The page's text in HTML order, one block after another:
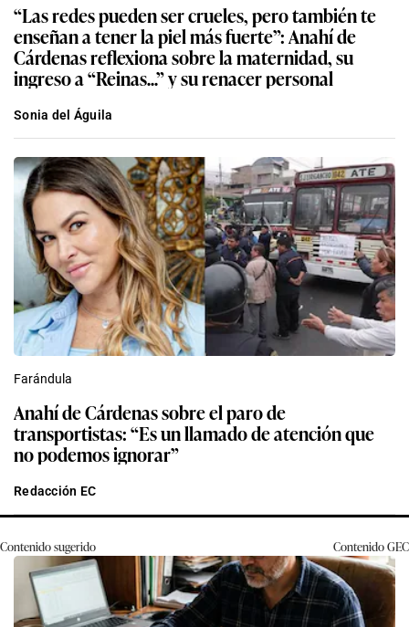
“Las redes pueden ser crueles, pero también te
enseñan a tener la piel más fuerte”: Anahí de
Cárdenas reflexiona sobre la maternidad, su
ingreso a “Reinas...” y su renacer personal
Sonia del Águila
Farándula
Anahí de Cárdenas sobre el paro de
transportistas: “Es un llamado de atención que
no podemos ignorar”
Redacción EC
Contenido sugerido ContenidoGEC